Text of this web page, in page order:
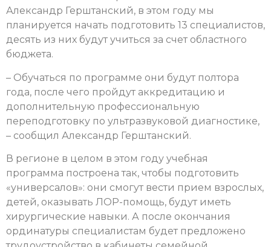
Александр Герштанский, в этом году мы
планируется начать подготовить 13 специалистов,
десять из них будут учиться за счет областного
бюджета.
– Обучаться по программе они будут полтора
года, после чего пройдут аккредитацию и
дополнительную профессиональную
переподготовку по ультразвуковой диагностике,
– сообщил Александр Герштанский.
В регионе в целом в этом году учебная
программа построена так, чтобы подготовить
«универсалов»: они смогут вести прием взрослых,
детей, оказывать ЛОР-помощь, будут иметь
хирургические навыки. А после окончания
ординатуры специалистам будет предложено